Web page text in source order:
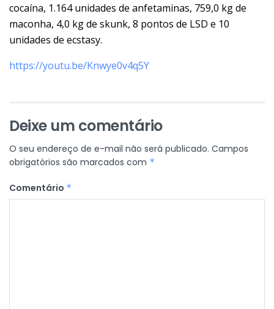
cocaína, 1.164 unidades de anfetaminas, 759,0 kg de
maconha, 4,0 kg de skunk, 8 pontos de LSD e 10
unidades de ecstasy.
https://youtu.be/Knwye0v4q5Y
Deixe um comentário
O seu endereço de e-mail não será publicado. Campos
obrigatórios são marcados com *
Comentário *